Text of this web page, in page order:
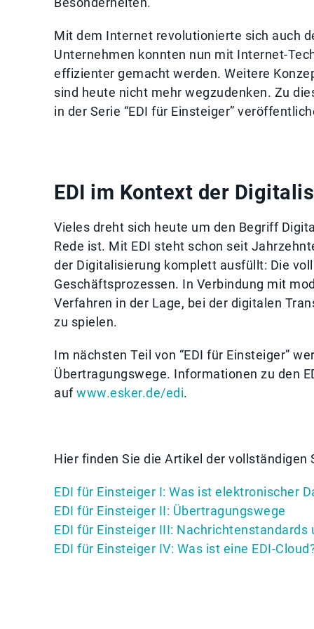
Mit dem Internet revolutionierte sich auch
Unternehmen konnten nun mit Internet-
effizienter gemacht werden. Weitere
sind heute nicht mehr wegzudenken. Zu
in der Serie “EDI für Einsteiger”
EDI im Kontext der
Vieles dreht sich heute um den Begriff
Rede ist. Mit EDI steht schon seit
der Digitalisierung komplett ausfüllt: Die
Geschäftsprozessen. In Verbindung mit
Verfahren in der Lage, bei der digitalen
zu spielen.
Im nächsten Teil von “EDI für Einsteiger”
Übertragungswege. Informationen zu den
aufwww.esker.de/edi.
Hier finden Sie die Artikel der vollständigen
EDI für Einsteiger I: Was ist elektronischer
EDI für Einsteiger II: Übertragungswege
EDI für Einsteiger III: Nachrichtenstandards
EDI für Einsteiger IV: Was ist eine EDI-